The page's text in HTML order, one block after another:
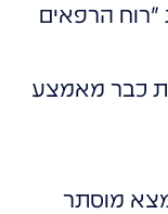
הרפאים
כבר מאמצע
מוסתר